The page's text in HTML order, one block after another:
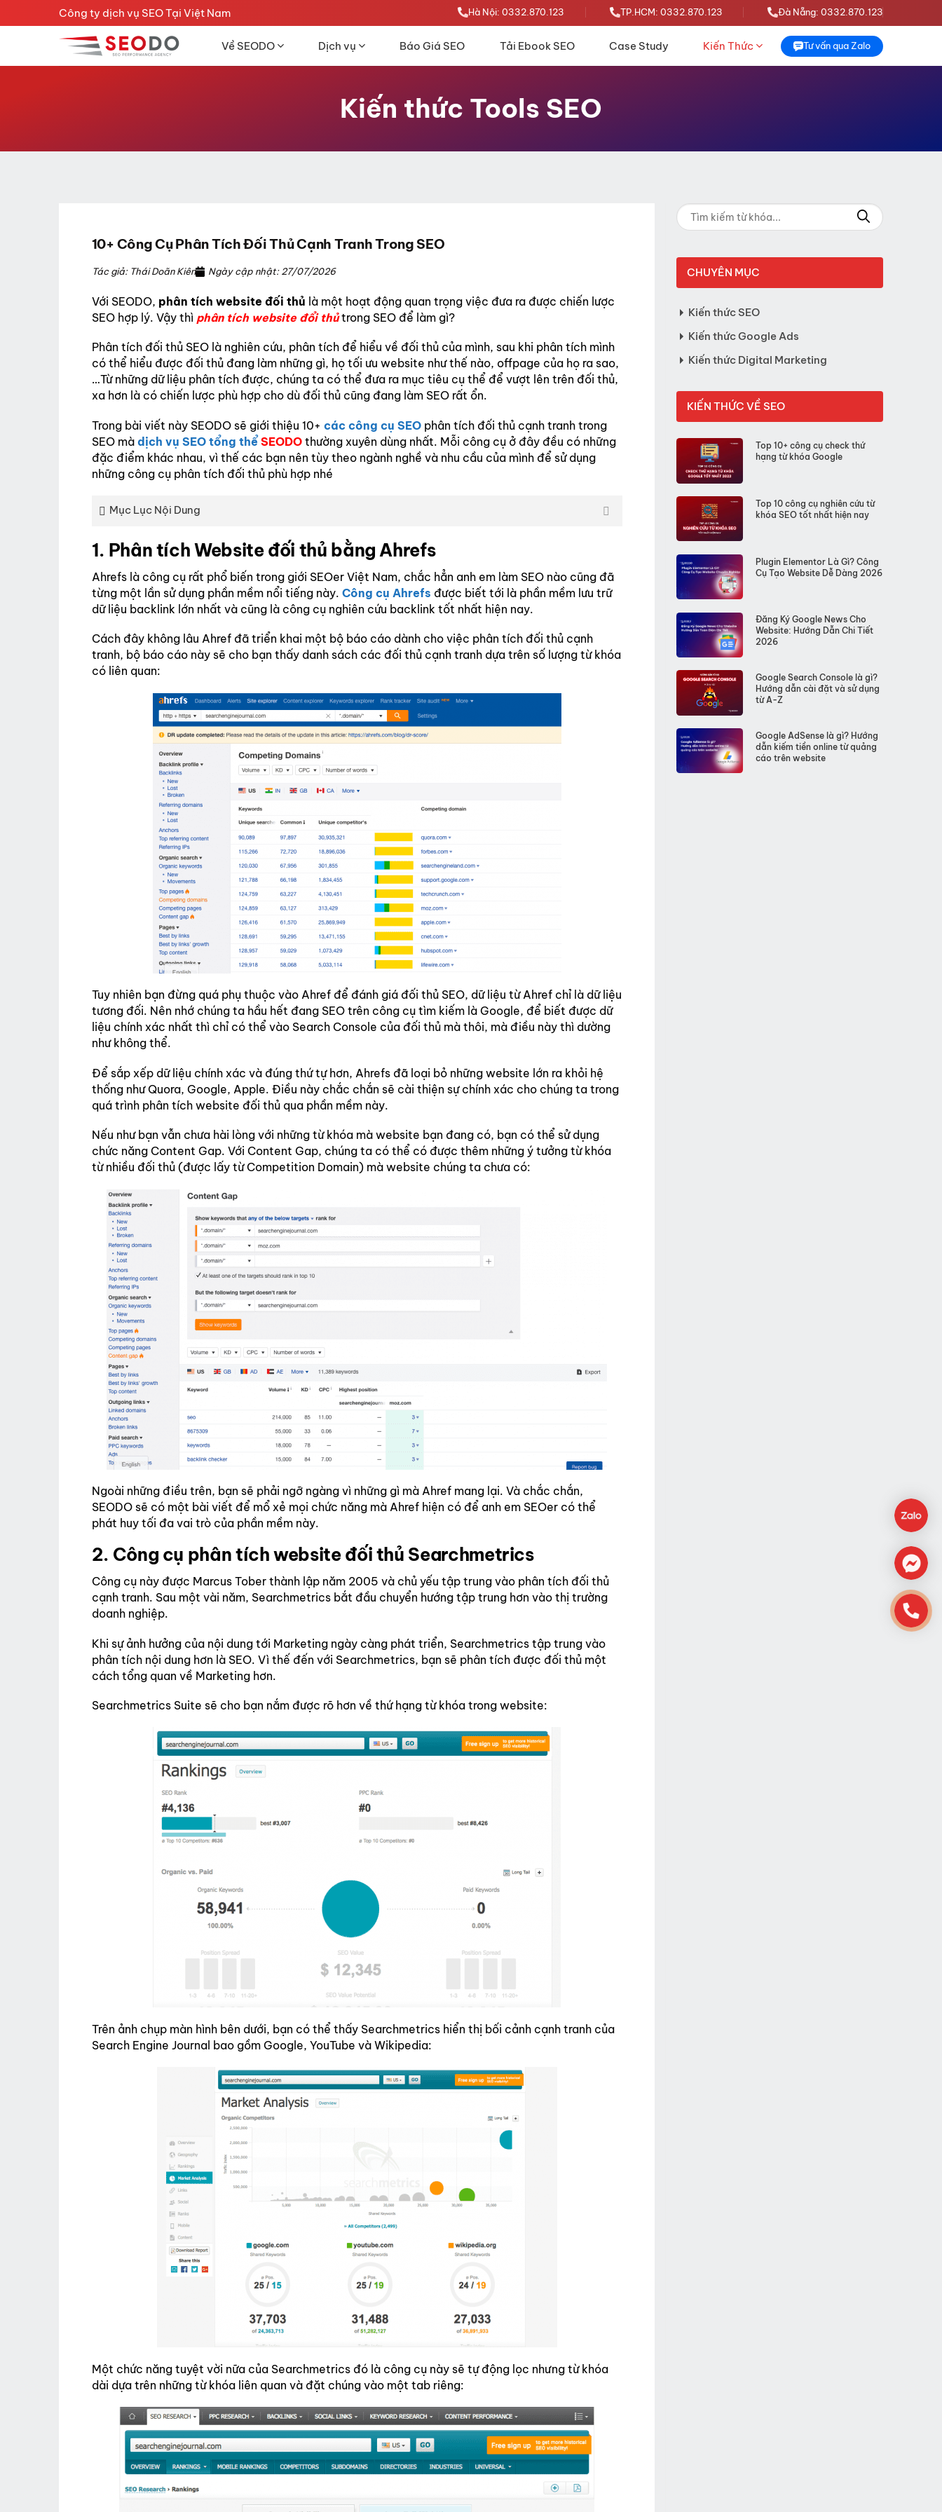
đến
Công ty dịch vụ SEO Tại Việt Nam Hà Nội: 0332.870.123 TP.HCM: 0332.870.123 Đà Nẵng: 0332.870.123
Về SEODO Dịch vụ Báo Giá SEO Tải Ebook SEO Case Study Kiến Thức Tư vấn qua Zalo
Kiến thức Tools SEO
10+ Công Cụ Phân Tích Đối Thủ Cạnh Tranh Trong SEO
Tác giả: Thái Doãn Kiên Ngày cập nhật: 27/07/2026
Với SEODO, phân tích website đối thủ là một hoạt động quan trọng việc đưa ra được chiến lược
SEO hợp lý. Vậy thì phân tích website đổi thủtrong SEO để làm gì?
Phân tích đối thủ SEO là nghiên cứu, phân tích để hiểu về đối thủ của mình, sau khi phân tích mình
có thể hiểu được đối thủ đang làm những gì, họ tối ưu website như thế nào, offpage của họ ra sao,
…Từ những dữ liệu phân tích được, chúng ta có thể đưa ra mục tiêu cụ thể để vượt lên trên đối thủ,
xa hơn là có chiến lược phù hợp cho dù đối thủ cũng đang làm SEO rất ổn.
Trong bài viết này SEODO sẽ giới thiệu 10+ các công cụ SEOphân tích đối thủ cạnh tranh trong
SEO mà dịch vụ SEO tổng thể SEODOthường xuyên dùng nhất. Mỗi công cụ ở đây đều có những
đặc điểm khác nhau, vì thế các bạn nên tùy theo ngành nghề và nhu cầu của mình để sử dụng
những công cụ phân tích đối thủ phù hợp nhé
Mục Lục Nội Dung
1. Phân tích Website đối thủ bằng Ahrefs
Ahrefs là công cụ rất phổ biến trong giới SEOer Việt Nam, chắc hẳn anh em làm SEO nào cũng đã
từng một lần sử dụng phần mềm nổi tiếng này. Công cụ Ahrefs được biết tới là phần mềm lưu trữ
dữ liệu backlink lớn nhất và cũng là công cụ nghiên cứu backlink tốt nhất hiện nay.
Cách đây không lâu Ahref đã triển khai một bộ báo cáo dành cho việc phân tích đối thủ cạnh
tranh, bộ báo cáo này sẽ cho bạn thấy danh sách các đối thủ cạnh tranh dựa trên số lượng từ khóa
có liên quan:
Tuy nhiên bạn đừng quá phụ thuộc vào Ahref để đánh giá đối thủ SEO, dữ liệu từ Ahref chỉ là dữ liệu
tương đối. Nên nhớ chúng ta hầu hết đang SEO trên công cụ tìm kiếm là Google, để biết được dữ
liệu chính xác nhất thì chỉ có thể vào Search Console của đối thủ mà thôi, mà điều này thì dường
như không thể.
Để sắp xếp dữ liệu chính xác và đúng thứ tự hơn, Ahrefs đã loại bỏ những website lớn ra khỏi hệ
thống như Quora, Google, Apple. Điều này chắc chắn sẽ cài thiện sự chính xác cho chúng ta trong
quá trình phân tích website đối thủ qua phần mềm này.
Nếu như bạn vẫn chưa hài lòng với những từ khóa mà website bạn đang có, bạn có thể sử dụng
chức năng Content Gap. Với Content Gap, chúng ta có thể có được thêm những ý tưởng từ khóa
từ nhiều đối thủ (được lấy từ Competition Domain) mà website chúng ta chưa có:
Ngoài những điều trên, bạn sẽ phải ngỡ ngàng vì những gì mà Ahref mang lại. Và chắc chắn,
SEODO sẽ có một bài viết để mổ xẻ mọi chức năng mà Ahref hiện có để anh em SEOer có thể
phát huy tối đa vai trò của phần mềm này.
2. Công cụ phân tích website đối thủ Searchmetrics
Công cụ này được Marcus Tober thành lập năm 2005 và chủ yếu tập trung vào phân tích đối thủ
cạnh tranh. Sau một vài năm, Searchmetrics bắt đầu chuyển hướng tập trung hơn vào thị trường
doanh nghiệp.
Khi sự ảnh hưởng của nội dung tới Marketing ngày càng phát triển, Searchmetrics tập trung vào
phân tích nội dung hơn là SEO. Vì thế đến với Searchmetrics, bạn sẽ phân tích được đối thủ một
cách tổng quan về Marketing hơn.
Searchmetrics Suite sẽ cho bạn nắm được rõ hơn về thứ hạng từ khóa trong website:
Trên ảnh chụp màn hình bên dưới, bạn có thể thấy Searchmetrics hiển thị bối cảnh cạnh tranh của
Search Engine Journal bao gồm Google, YouTube và Wikipedia:
Một chức năng tuyệt vời nữa của Searchmetrics đó là công cụ này sẽ tự động lọc nhưng từ khóa
dài dựa trên những từ khóa liên quan và đặt chúng vào một tab riêng:
CHUYÊN MỤC
Kiến thức SEO
Kiến thức Google Ads
Kiến thức Digital Marketing
KIẾN THỨC VỀ SEO
Top 10+ công cụ check thứ
hạng từ khóa Google
Top 10 công cụ nghiên cứu từ
khóa SEO tốt nhất hiện nay
Plugin Elementor Là Gì? Công
Cụ Tạo Website Dễ Dàng 2026
Đăng Ký Google News Cho
Website: Hướng Dẫn Chi Tiết
2026
Google Search Console là gì?
Hướng dẫn cài đặt và sử dụng
từ A-Z
Google AdSense là gì? Hướng
dẫn kiếm tiền online từ quảng
cáo trên website